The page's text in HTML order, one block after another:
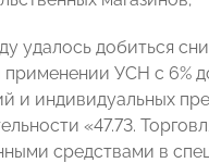
удалось добиться
УСН с 6%
и индивидуальных
«47.73.
средствами в